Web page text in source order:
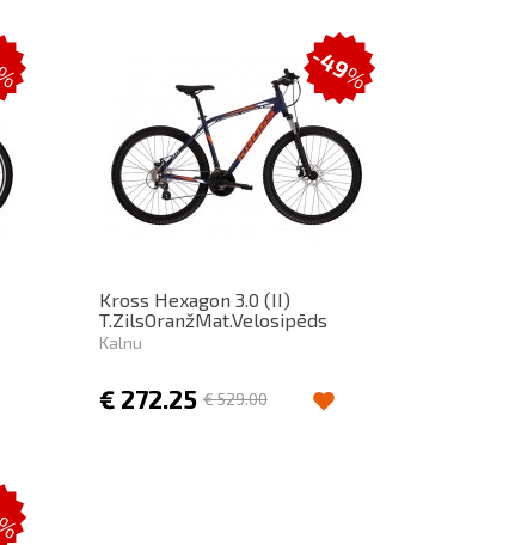
Kross Hexagon 3.0 (II)
T.ZilsOranžMat.Velosipēds
Kalnu
€ 272.25 €529.00
-49%